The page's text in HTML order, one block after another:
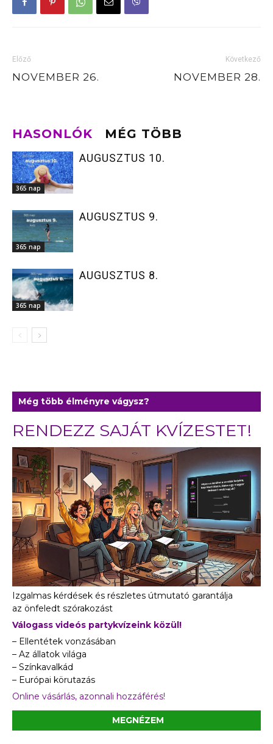
Előző
NOVEMBER 26.
Következő
NOVEMBER 28.
HASONLÓK MÉG TÖBB
365 nap
AUGUSZTUS 10.
365 nap
AUGUSZTUS 9.
365 nap
AUGUSZTUS 8.
Még több élményre vágysz?
RENDEZZ SAJÁT KVÍZESTET!
Izgalmas kérdések és részletes útmutató garantálja
az önfeledt szórakozást
Válogass videós partykvízeink közül!
– Ellentétek vonzásában
– Az állatok világa
– Színkavalkád
– Európai körutazás
Online vásárlás, azonnali hozzáférés!
MEGNÉZEM